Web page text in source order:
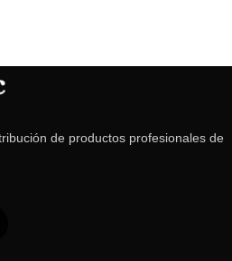
de productos profesionales de